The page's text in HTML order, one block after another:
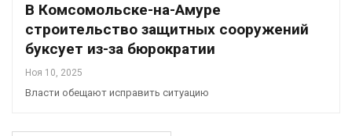
В Комсомольске-на-Амуре
строительство защитных сооружений
буксует из-за бюрократии
Ноя 10, 2025
Власти обещают исправить ситуацию